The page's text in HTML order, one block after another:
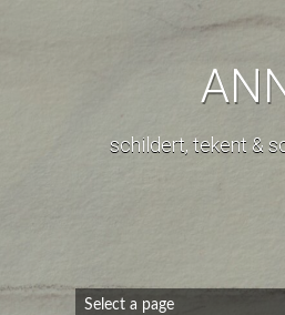
schildert, tekent &